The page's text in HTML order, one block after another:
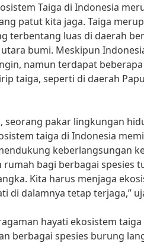
Taiga di Indonesia
patut kita jaga. Taiga
terbentang luas di daerah
bumi. Meskipun
namun terdapat
taiga, seperti di daerah
seorang pakar lingkungan
taiga di Indonesia
keberlangsungan
rumah bagi berbagai spesies
Kita harus menjaga
di dalamnya tetap terjaga,”
hayati ekosistem taiga
berbagai spesies burung